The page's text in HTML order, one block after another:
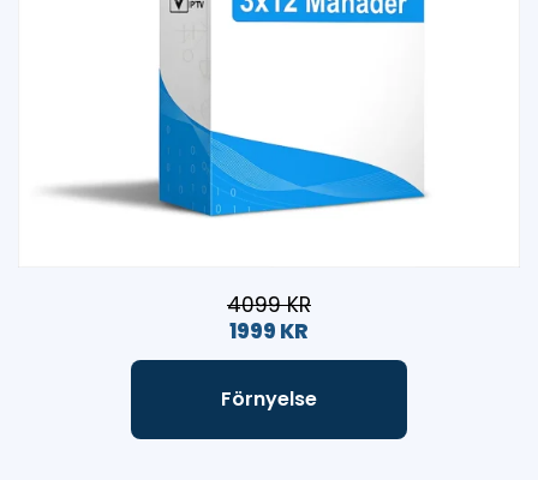
4099 KR
1999 KR
Förnyelse